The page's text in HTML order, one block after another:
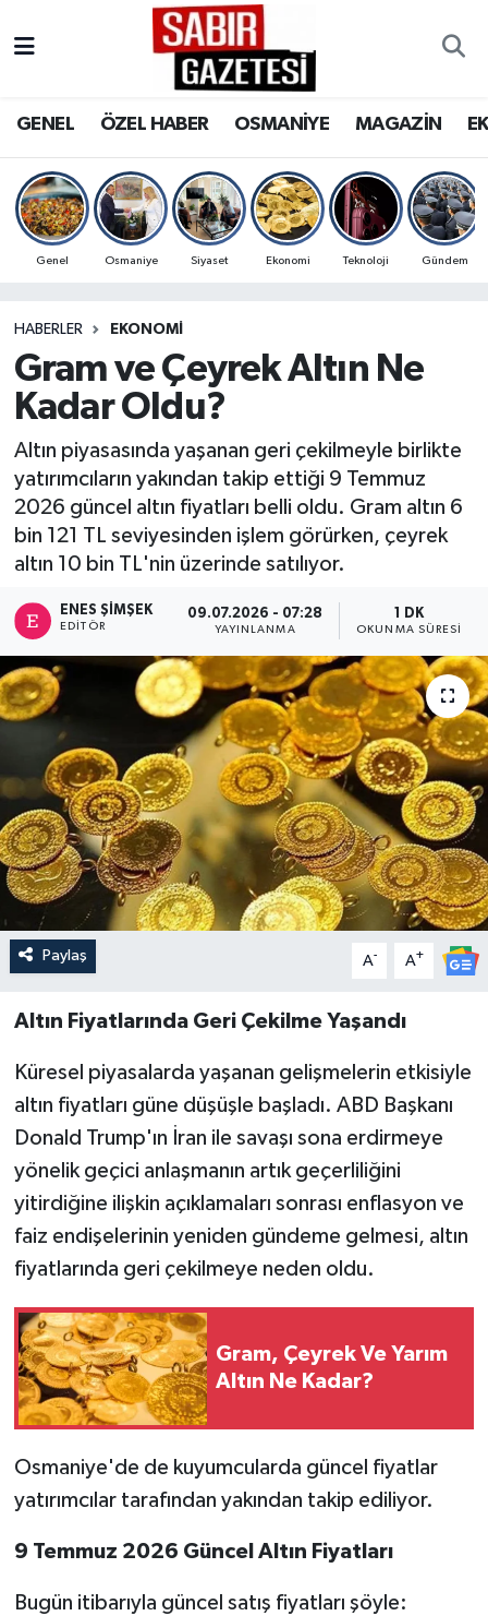
GENEL ÖZEL HABER OSMANİYE MAGAZİN
Genel Osmaniye Siyaset Ekonomi Teknoloji Gündem
HABERLER EKONOMI
Gram ve Çeyrek Altın Ne
Kadar Oldu?
Altın piyasasında yaşanan geri çekilmeyle birlikte
yatırımcıların yakından takip ettiği 9 Temmuz
2026 güncel altın fiyatları belli oldu. Gram altın 6
bin 121 TL seviyesinden işlem görürken, çeyrek
altın 10 bin TL'nin üzerinde satılıyor.
ENES ŞIMŞEK
EDITÖR
09.07.2026 - 07:28
YAYINLANMA
1 DK
OKUNMA SÜRESI
Paylaş A- A+
Altın Fiyatlarında Geri Çekilme Yaşandı
Küresel piyasalarda yaşanan gelişmelerin etkisiyle
altın fiyatları güne düşüşle başladı. ABD Başkanı
Donald Trump'ın İran ile savaşı sona erdirmeye
yönelik geçici anlaşmanın artık geçerliliğini
yitirdiğine ilişkin açıklamaları sonrası enflasyon ve
faiz endişelerinin yeniden gündeme gelmesi, altın
fiyatlarında geri çekilmeye neden oldu.
Gram, Çeyrek Ve Yarım
Altın Ne Kadar?
Osmaniye'de de kuyumcularda güncel fiyatlar
yatırımcılar tarafından yakından takip ediliyor.
9 Temmuz 2026 Güncel Altın Fiyatları
Bugün itibarıyla güncel satış fiyatları şöyle:
OSMANİYE
MAGAZİN
SPOR
RESMİ İLANLAR
Osmaniye Nöbetçi Eczaneler
Osmaniye Trafik Yoğunluk Haritası
Süper Lig Puan Durumu ve Fikstür
Son Dakika Haberleri
Haber Arşivi